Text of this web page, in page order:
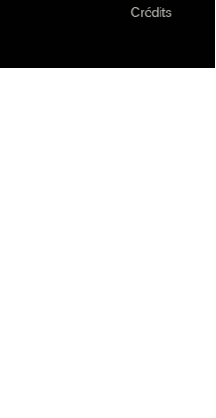
Crédits